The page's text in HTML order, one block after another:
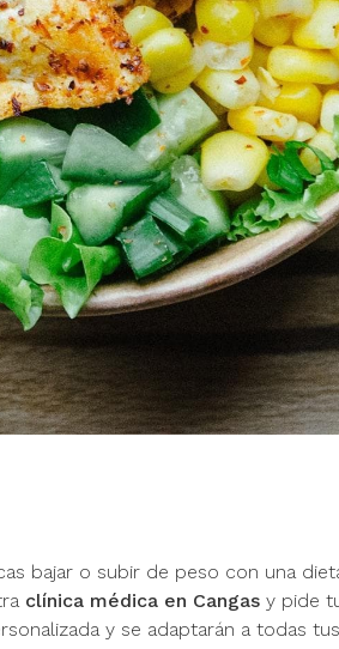
bajar o subir de peso con una
clínica médica en Cangas y pide
y se adaptarán a todas